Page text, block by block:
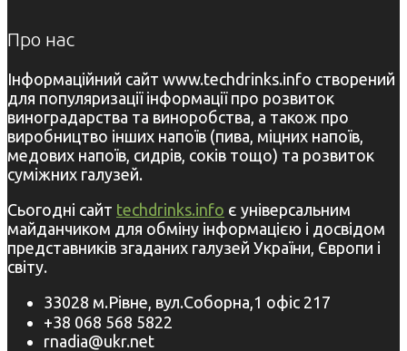
Про нас
Інформаційний сайт www.techdrinks.info створений
для популяризації інформації про розвиток
виноградарства та виноробства, а також про
виробництво інших напоїв (пива, міцних напоїв,
медових напоїв, сидрів, соків тощо) та розвиток
суміжних галузей.
Сьогодні сайт techdrinks.info є універсальним
майданчиком для обміну інформацією і досвідом
представників згаданих галузей України, Європи і
світу.
33028 м.Рівне, вул.Соборна,1 офіс 217
+38 068 568 5822
rnadia@ukr.net